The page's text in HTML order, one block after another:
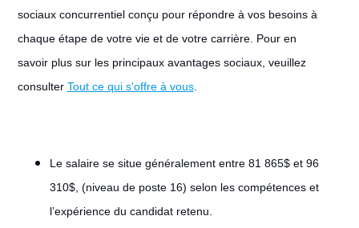
sociaux concurrentiel conçu pour répondre à vos besoins à
chaque étape de votre vie et de votre carrière. Pour en
savoir plus sur les principaux avantages sociaux, veuillez
consulter Tout ce qui s'offre à vous.
Le salaire se situe généralement entre 81 865$ et 96
310$, (niveau de poste 16) selon les compétences et
l’expérience du candidat retenu.